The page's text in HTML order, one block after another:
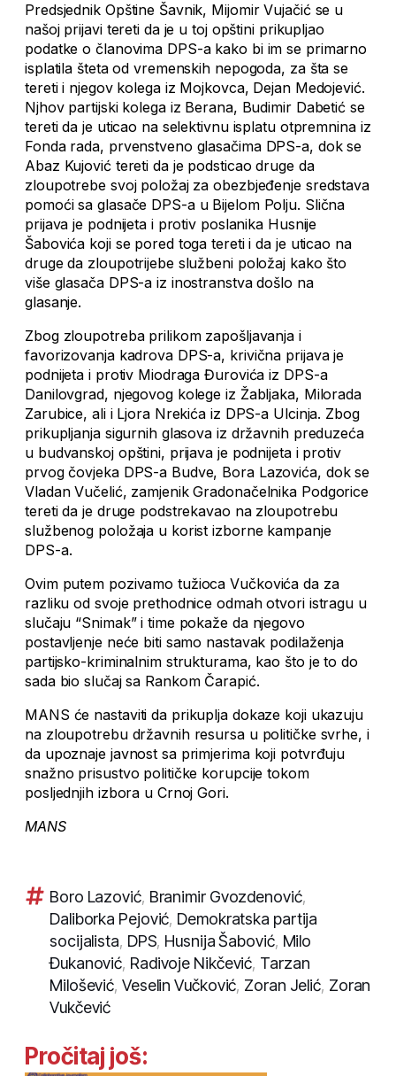
Predsjednik Opštine Šavnik, Mijomir Vujačić se u
našoj prijavi tereti da je u toj opštini prikupljao
podatke o članovima DPS-a kako bi im se primarno
isplatila šteta od vremenskih nepogoda, za šta se
tereti i njegov kolega iz Mojkovca, Dejan Medojević.
Njhov partijski kolega iz Berana, Budimir Dabetić se
tereti da je uticao na selektivnu isplatu otpremnina iz
Fonda rada, prvenstveno glasačima DPS-a, dok se
Abaz Kujović tereti da je podsticao druge da
zloupotrebe svoj položaj za obezbjeđenje sredstava
pomoći sa glasače DPS-a u Bijelom Polju. Slična
prijava je podnijeta i protiv poslanika Husnije
Šabovića koji se pored toga tereti i da je uticao na
druge da zloupotrijebe službeni položaj kako što
više glasača DPS-a iz inostranstva došlo na
glasanje.
Zbog zloupotreba prilikom zapošljavanja i
favorizovanja kadrova DPS-a, krivična prijava je
podnijeta i protiv Miodraga Đurovića iz DPS-a
Danilovgrad, njegovog kolege iz Žabljaka, Milorada
Zarubice, ali i Ljora Nrekića iz DPS-a Ulcinja. Zbog
prikupljanja sigurnih glasova iz državnih preduzeća
u budvanskoj opštini, prijava je podnijeta i protiv
prvog čovjeka DPS-a Budve, Bora Lazovića, dok se
Vladan Vučelić, zamjenik Gradonačelnika Podgorice
tereti da je druge podstrekavao na zloupotrebu
službenog položaja u korist izborne kampanje
DPS-a.
Ovim putem pozivamo tužioca Vučkovića da za
razliku od svoje prethodnice odmah otvori istragu u
slučaju “Snimak” i time pokaže da njegovo
postavljenje neće biti samo nastavak podilaženja
partijsko-kriminalnim strukturama, kao što je to do
sada bio slučaj sa Rankom Čarapić.
MANS će nastaviti da prikuplja dokaze koji ukazuju
na zloupotrebu državnih resursa u političke svrhe, i
da upoznaje javnost sa primjerima koji potvrđuju
snažno prisustvo političke korupcije tokom
posljednjih izbora u Crnoj Gori.
MANS
Boro Lazović, Branimir Gvozdenović,
Daliborka Pejović, Demokratska partija
socijalista, DPS, Husnija Šabović, Milo
Đukanović, Radivoje Nikčević, Tarzan
Milošević, Veselin Vučković, Zoran Jelić, Zoran
Vukčević
Pročitaj još: